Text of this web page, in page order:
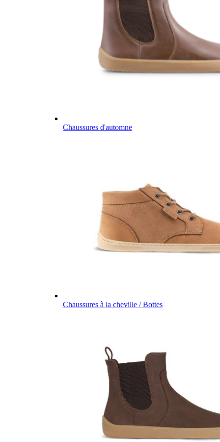
Chaussures d'automne
Chaussures à la cheville / Bottes